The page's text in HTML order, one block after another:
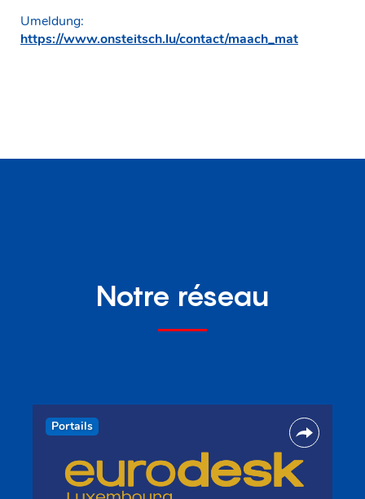
Umeldung:
https://www.onsteitsch.lu/contact/maach_mat
Notre réseau
Portails